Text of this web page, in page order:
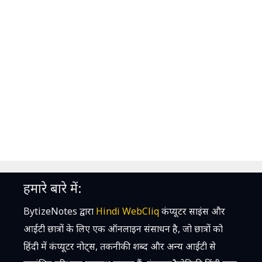
हमारे बारे में:
BytizeNotes द्वारा Hindi WebCliqकंप्यूटर साइंस और
आईटी छात्रों के लिए एक ऑनलाइन संसाधन है, जो छात्रों को
हिंदी में कंप्यूटर नोट्स, तकनीकी शब्द और अन्य आईटी से